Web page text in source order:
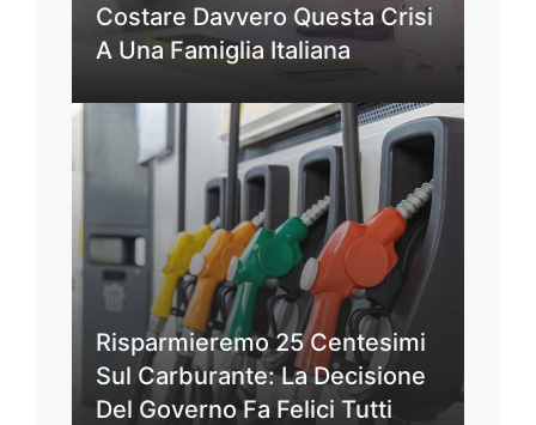
Costare Davvero Questa Crisi
A Una Famiglia Italiana
Risparmieremo 25 Centesimi
Sul Carburante: La Decisione
Del Governo Fa Felici Tutti